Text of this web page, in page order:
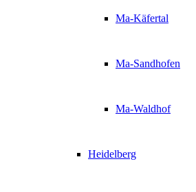
Ma-Käfertal
Ma-Sandhofen
Ma-Waldhof
Heidelberg